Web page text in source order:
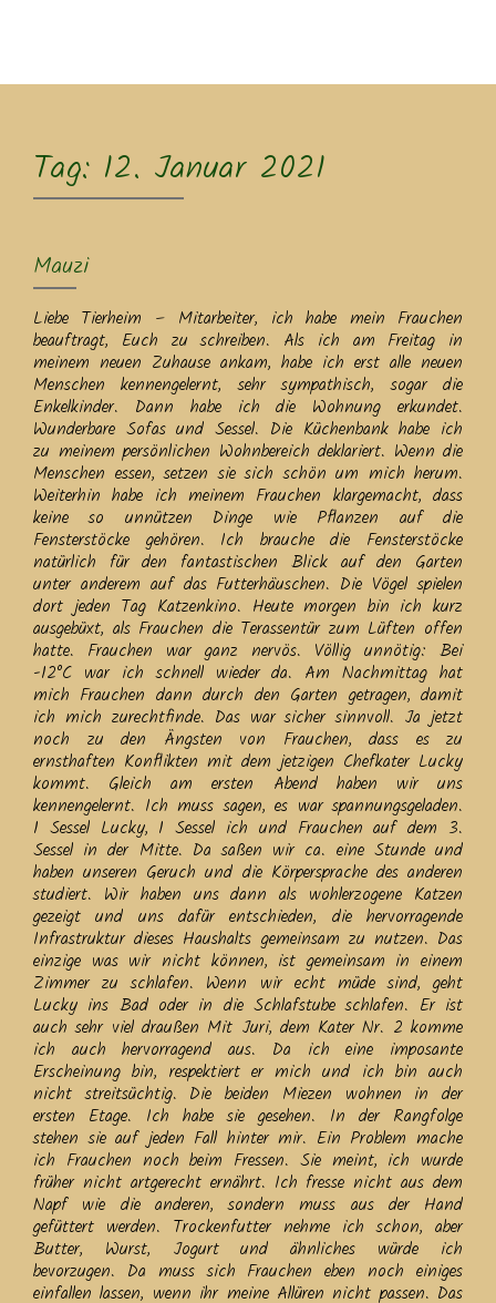
Tag: 12. Januar 2021
Mauzi
Liebe Tierheim – Mitarbeiter, ich habe mein Frauchen
beauftragt, Euch zu schreiben. Als ich am Freitag in
meinem neuen Zuhause ankam, habe ich erst alle neuen
Menschen kennengelernt, sehr sympathisch, sogar die
Enkelkinder. Dann habe ich die Wohnung erkundet.
Wunderbare Sofas und Sessel. Die Küchenbank habe ich
zu meinem persönlichen Wohnbereich deklariert. Wenn die
Menschen essen, setzen sie sich schön um mich herum.
Weiterhin habe ich meinem Frauchen klargemacht, dass
keine so unnützen Dinge wie Pflanzen auf die
Fensterstöcke gehören. Ich brauche die Fensterstöcke
natürlich für den fantastischen Blick auf den Garten
unter anderem auf das Futterhäuschen. Die Vögel spielen
dort jeden Tag Katzenkino. Heute morgen bin ich kurz
ausgebüxt, als Frauchen die Terassentür zum Lüften offen
hatte. Frauchen war ganz nervös. Völlig unnötig: Bei
-12°C war ich schnell wieder da. Am Nachmittag hat
mich Frauchen dann durch den Garten getragen, damit
ich mich zurechtfinde. Das war sicher sinnvoll. Ja jetzt
noch zu den Ängsten von Frauchen, dass es zu
ernsthaften Konflikten mit dem jetzigen Chefkater Lucky
kommt. Gleich am ersten Abend haben wir uns
kennengelernt. Ich muss sagen, es war spannungsgeladen.
1 Sessel Lucky, 1 Sessel ich und Frauchen auf dem 3.
Sessel in der Mitte. Da saßen wir ca. eine Stunde und
haben unseren Geruch und die Körpersprache des anderen
studiert. Wir haben uns dann als wohlerzogene Katzen
gezeigt und uns dafür entschieden, die hervorragende
Infrastruktur dieses Haushalts gemeinsam zu nutzen. Das
einzige was wir nicht können, ist gemeinsam in einem
Zimmer zu schlafen. Wenn wir echt müde sind, geht
Lucky ins Bad oder in die Schlafstube schlafen. Er ist
auch sehr viel draußen Mit Juri, dem Kater Nr. 2 komme
ich auch hervorragend aus. Da ich eine imposante
Erscheinung bin, respektiert er mich und ich bin auch
nicht streitsüchtig. Die beiden Miezen wohnen in der
ersten Etage. Ich habe sie gesehen. In der Rangfolge
stehen sie auf jeden Fall hinter mir. Ein Problem mache
ich Frauchen noch beim Fressen. Sie meint, ich wurde
früher nicht artgerecht ernährt. Ich fresse nicht aus dem
Napf wie die anderen, sondern muss aus der Hand
gefüttert werden. Trockenfutter nehme ich schon, aber
Butter, Wurst, Jogurt und ähnliches würde ich
bevorzugen. Da muss sich Frauchen eben noch einiges
einfallen lassen, wenn ihr meine Allüren nicht passen. Das